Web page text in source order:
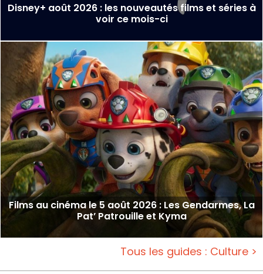
Disney+ août 2026 : les nouveautés films et séries à
voir ce mois-ci
Films au cinéma le 5 août 2026 : Les Gendarmes, La
Pat’ Patrouille et Kyma
Tous les guides : Culture >